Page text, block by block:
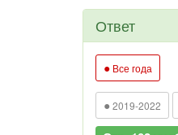
Ответ
● Все года
● 2019-2022